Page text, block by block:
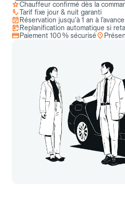
Chauffeur confirmé dès la
Tarif fixe jour & nuit garanti
Réservation jusqu’à 1 an à l’avance
Replanification automatique si
Paiement 100 % sécurisé